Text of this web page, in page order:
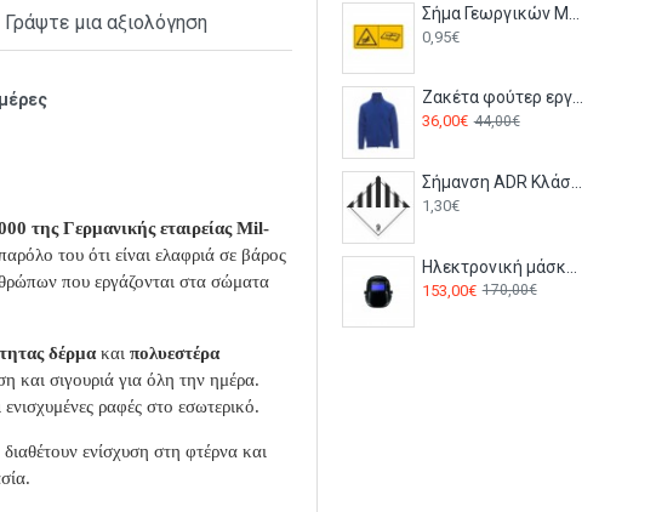
Γράψτε μια αξιολόγηση
της Γερμανικής εταιρείας Mil-
του ότι είναι ελαφριά σε βάρος
που εργάζονται στα σώματα
δέρμα και πολυεστέρα
και σιγουριά για όλη την ημέρα.
ραφές στο εσωτερικό.
διαθέτουν ενίσχυση στη φτέρνα και
0,95€
Ζακέτα φούτερ εργασίας PANAMA+ Payper Μπλε ρουά
36,00€ 44,00€
1,30€
153,00€ 170,00€